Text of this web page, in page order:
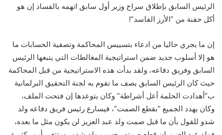
الرئيس السابق بإطلاق سراح وزير أول سابق اتهمه بالفساد إن هو
أكل حفنة من “الأرز الفاسد”!
إن ما يجري حاليا من ادعاء بتسييس المحاكمة وتصفية الحسابات ما
هو إلا أسلوب جديد ضمن استراتيجية المغالطات التي يتبعها الرئيس
السابق وفريق دفاعه، ولقد بدأت هذه الاستراتيجية من قبل المحاكمة
حيث كان الرئيس السابق يصف ما تقوم به لجنة التحقيق البرلمانية
ب”أهدادت الحلمة أعل أشراطة” وكان يتوعدها إن فتحت الملف،
وكان يهدد الجميع “بقطع الصمت”، فيسارع رئيس فريق دفاعه ولد
شدو للقول بأن ما قبل صمت ولد عبد العزيز لن يكون مثل ما بعده،